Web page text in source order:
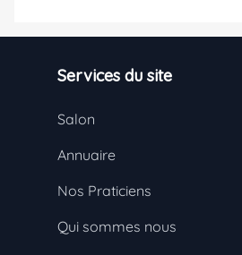
Services du site
Salon
Annuaire
Nos Praticiens
Qui sommes nous